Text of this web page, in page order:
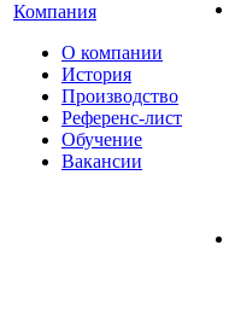
Компания
О компании
История
Производство
Референс-лист
Обучение
Вакансии